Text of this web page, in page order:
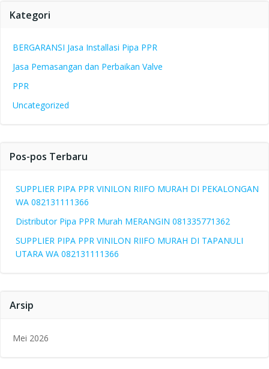
Kategori
BERGARANSI Jasa Installasi Pipa PPR
Jasa Pemasangan dan Perbaikan Valve
PPR
Uncategorized
Pos-pos Terbaru
SUPPLIER PIPA PPR VINILON RIIFO MURAH DI PEKALONGAN
WA 082131111366
Distributor Pipa PPR Murah MERANGIN 081335771362
SUPPLIER PIPA PPR VINILON RIIFO MURAH DI TAPANULI
UTARA WA 082131111366
Arsip
Mei 2026